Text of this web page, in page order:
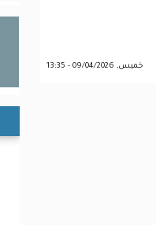
خميس, 09/04/2026 - 13:35